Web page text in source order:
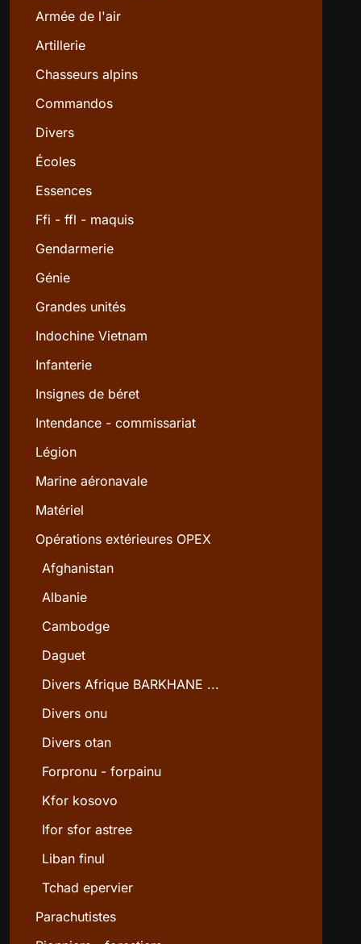
Armée de l'air
Artillerie
Chasseurs alpins
Commandos
Divers
Écoles
Essences
Ffi - ffl - maquis
Gendarmerie
Génie
Grandes unités
Indochine Vietnam
Infanterie
Insignes de béret
Intendance - commissariat
Légion
Marine aéronavale
Matériel
Opérations extérieures OPEX
Afghanistan
Albanie
Cambodge
Daguet
Divers Afrique BARKHANE ...
Divers onu
Divers otan
Forpronu - forpainu
Kfor kosovo
Ifor sfor astree
Liban finul
Tchad epervier
Parachutistes